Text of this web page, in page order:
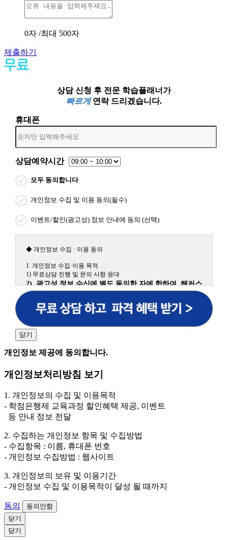
0자 /최대 500자
제출하기
상담 신청 후 전문 학습플래너가
빠르게연락 드리겠습니다.
휴대폰
상담예약시간
모두 동의합니다
개인정보 수집 및 이용 동의(필수)
이벤트/할인(광고성) 정보 안내에 동의 (선택)
◆ 개인정보 수집 · 이용 동의
1. 개인정보 수집·이용 목적
1) 무료상담 진행 및 문의 사항 응대
2) 광고성 정보 수신에 별도 동의한 자에 한하여 해커스
원격평생교육원을 비롯한 해커스 교육그룹의 새로운 서
비스 신상품이나 이벤트, 최신 정보 안내 등 신청자의 취
향에 맞는 최적의 서비스를 제공하기 위함.
어, 해커스일본어, 해커스잡, 해커스금융, 해커스임용, 해커스공무
원, 해커스경찰, 해커스소방, 해커스공인중개사, 해커스주택관리
사, 해커스편입 등)
3. 개인정보 보유/이용 기간: 법령상 정하는 경우를 제
외하고는 회원탈퇴 시까지 이용 및 보관합니다. 단, 비회
원이거나 상담 시로부터 3년 이내 탈퇴하는 자의 경우,
소비자 불만 또는 분쟁처리를 위해 3년간 보관합니다.
의 경우에는 상담 신청이 제한됩니다.
닫기
개인정보 제공에 동의합니다.
개인정보처리방침 보기
1. 개인정보의 수집 및 이용목적
- 학점은행제 교육과정 할인혜택 제공, 이벤트
등 안내 정보 전달
2. 수집하는 개인정보 항목 및 수집방법
- 수집항목 : 이름, 휴대폰 번호
- 개인정보 수집방법 : 웹사이트
3. 개인정보의 보유 및 이용기간
- 개인정보 수집 및 이용목적이 달성 될 때까지
동의
동의안함
닫기
닫기